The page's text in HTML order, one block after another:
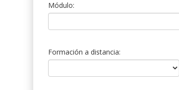
Módulo:
Formación a distancia: